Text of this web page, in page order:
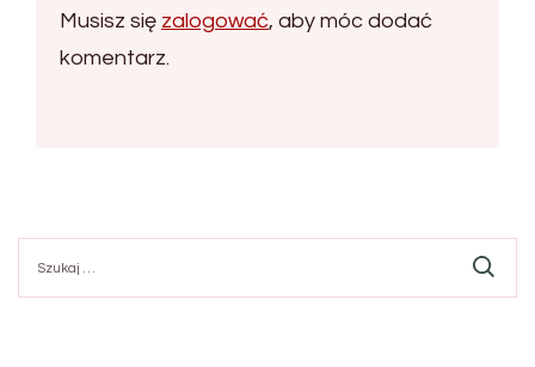
Musisz się zalogować, aby móc dodać
komentarz.